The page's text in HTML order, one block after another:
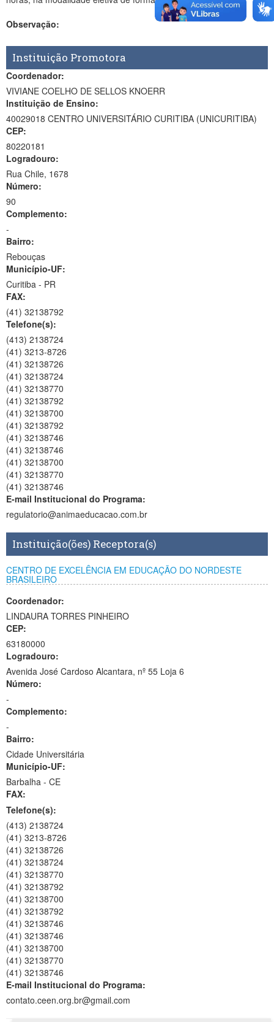
Observação:
Instituição Promotora
Coordenador:
VIVIANE COELHO DE SELLOS KNOERR
Instituição de Ensino:
40029018 CENTRO UNIVERSITÁRIO CURITIBA (UNICURITIBA)
CEP:
80220181
Logradouro:
Rua Chile, 1678
Número:
90
Complemento:
-
Bairro:
Rebouças
Município-UF:
Curitiba - PR
FAX:
(41) 32138792
Telefone(s):
(413) 2138724
(41) 3213-8726
(41) 32138726
(41) 32138724
(41) 32138770
(41) 32138792
(41) 32138700
(41) 32138792
(41) 32138746
(41) 32138746
(41) 32138700
(41) 32138770
(41) 32138746
E-mail Institucional do Programa:
regulatorio@animaeducacao.com.br
Instituição(ões) Receptora(s)
CENTRO DE EXCELÊNCIA EM EDUCAÇÃO DO NORDESTE
BRASILEIRO
Coordenador:
LINDAURA TORRES PINHEIRO
CEP:
63180000
Logradouro:
Avenida José Cardoso Alcantara, nº 55 Loja 6
Número:
-
Complemento:
-
Bairro:
Cidade Universitária
Município-UF:
Barbalha - CE
FAX:
Telefone(s):
(413) 2138724
(41) 3213-8726
(41) 32138726
(41) 32138724
(41) 32138770
(41) 32138792
(41) 32138700
(41) 32138792
(41) 32138746
(41) 32138746
(41) 32138700
(41) 32138770
(41) 32138746
E-mail Institucional do Programa:
contato.ceen.org.br@gmail.com